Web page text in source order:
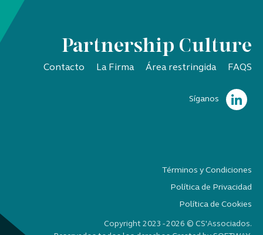
Partnership Culture
Contacto La Firma Área restringida FAQS
Síganos
Términos y Condiciones
Política de Privacidad
Política de Cookies
Copyright 2023 - 2026 © CS'Associados.